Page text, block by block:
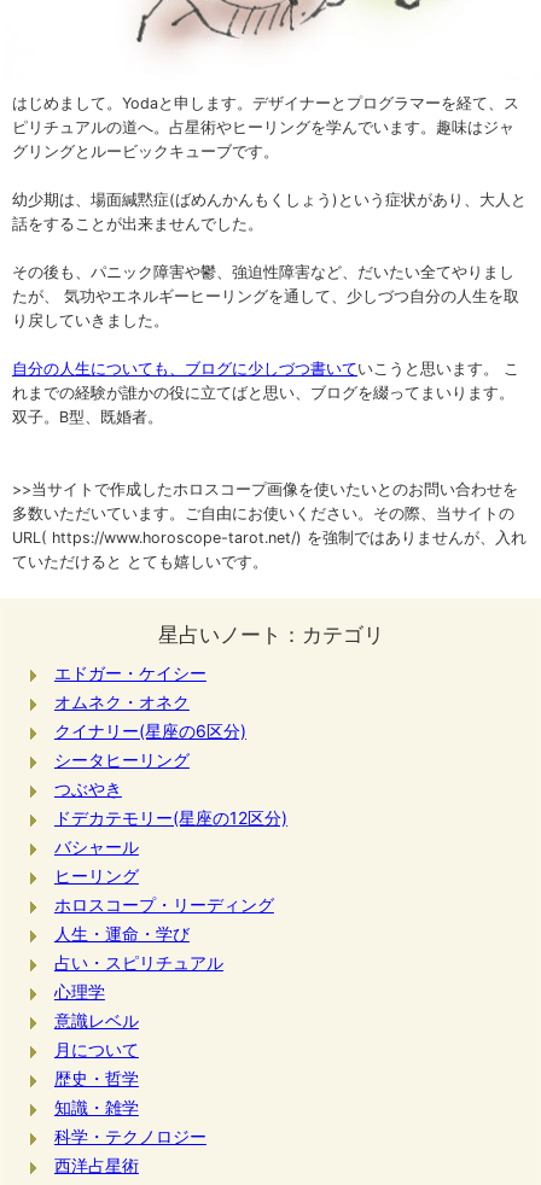
はじめまして。Yodaと申します。デザイナーとプログラマーを経て、ス
ピリチュアルの道へ。占星術やヒーリングを学んでいます。趣味はジャ
グリングとルービックキューブです。
幼少期は、場面緘黙症(ばめんかんもくしょう)という症状があり、大人と
話をすることが出来ませんでした。
その後も、パニック障害や鬱、強迫性障害など、だいたい全てやりまし
たが、 気功やエネルギーヒーリングを通して、少しづつ自分の人生を取
り戻していきました。
自分の人生についても、ブログに少しづつ書いていこうと思います。 こ
れまでの経験が誰かの役に立てばと思い、ブログを綴ってまいります。
双子。B型、既婚者。
>>当サイトで作成したホロスコープ画像を使いたいとのお問い合わせを
多数いただいています。ご自由にお使いください。その際、当サイトの
URL( https://www.horoscope-tarot.net/) を強制ではありませんが、入れ
ていただけると とても嬉しいです。
星占いノート：カテゴリ
エドガー・ケイシー
オムネク・オネク
クイナリー(星座の6区分)
シータヒーリング
つぶやき
ドデカテモリー(星座の12区分)
バシャール
ヒーリング
ホロスコープ・リーディング
人生・運命・学び
占い・スピリチュアル
心理学
意識レベル
月について
歴史・哲学
知識・雑学
科学・テクノロジー
西洋占星術